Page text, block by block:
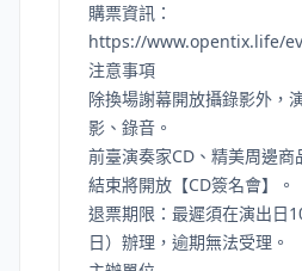
購票資訊：
https://www.opentix.life/
注意事項
除換場謝幕開放攝錄影外，
影、錄音。
前臺演奏家CD、精美周邊
結束將開放【CD簽名會】。
退票期限：最遲須在演出日
日）辦理，逾期無法受理。